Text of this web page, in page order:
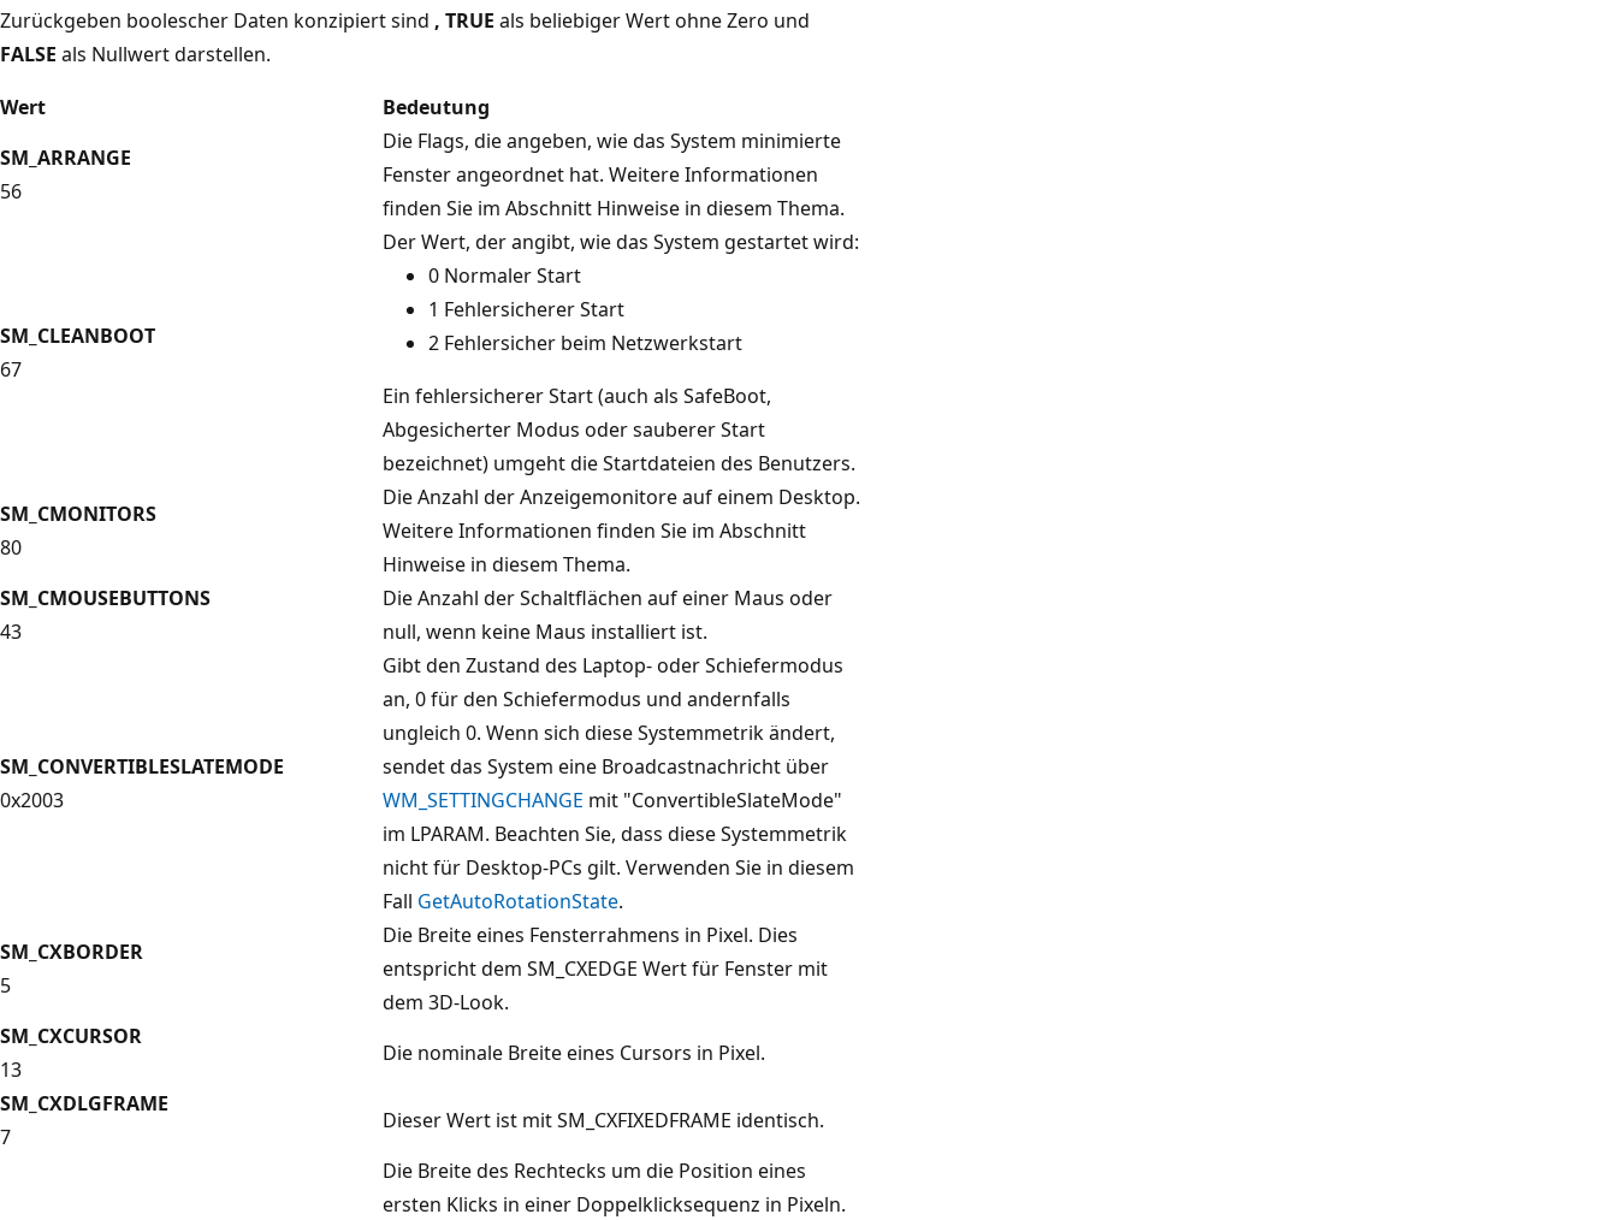
Zurückgeben boolescher Daten konzipiert sind , TRUE als beliebiger Wert ohne Zero und
FALSE als Nullwert darstellen.
Wert
Bedeutung
SM_ARRANGE
56
Die Flags, die angeben, wie das System minimierte
Fenster angeordnet hat. Weitere Informationen
finden Sie im Abschnitt Hinweise in diesem Thema.
SM_CLEANBOOT
67
Der Wert, der angibt, wie das System gestartet wird:
0 Normaler Start
1 Fehlersicherer Start
2 Fehlersicher beim Netzwerkstart
Ein fehlersicherer Start (auch als SafeBoot,
Abgesicherter Modus oder sauberer Start
bezeichnet) umgeht die Startdateien des Benutzers.
SM_CMONITORS
80
Die Anzahl der Anzeigemonitore auf einem Desktop.
Weitere Informationen finden Sie im Abschnitt
Hinweise in diesem Thema.
SM_CMOUSEBUTTONS
43
Die Anzahl der Schaltflächen auf einer Maus oder
null, wenn keine Maus installiert ist.
SM_CONVERTIBLESLATEMODE
0x2003
Gibt den Zustand des Laptop- oder Schiefermodus
an, 0 für den Schiefermodus und andernfalls
ungleich 0. Wenn sich diese Systemmetrik ändert,
sendet das System eine Broadcastnachricht über
WM_SETTINGCHANGE mit "ConvertibleSlateMode"
im LPARAM. Beachten Sie, dass diese Systemmetrik
nicht für Desktop-PCs gilt. Verwenden Sie in diesem
Fall GetAutoRotationState.
SM_CXBORDER
5
Die Breite eines Fensterrahmens in Pixel. Dies
entspricht dem SM_CXEDGE Wert für Fenster mit
dem 3D-Look.
SM_CXCURSOR
13
Die nominale Breite eines Cursors in Pixel.
SM_CXDLGFRAME
7
Dieser Wert ist mit SM_CXFIXEDFRAME identisch.
Die Breite des Rechtecks um die Position eines
ersten Klicks in einer Doppelklicksequenz in Pixeln.